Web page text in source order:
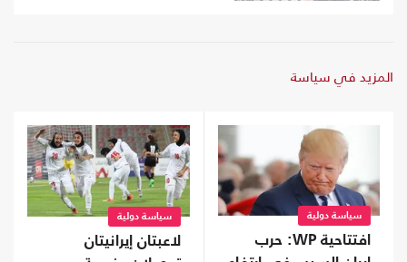
المزيد في سياسة
سياسة دولية
افتتاحية WP: حرب
سياسة دولية
لاعبتان إيرانيتان